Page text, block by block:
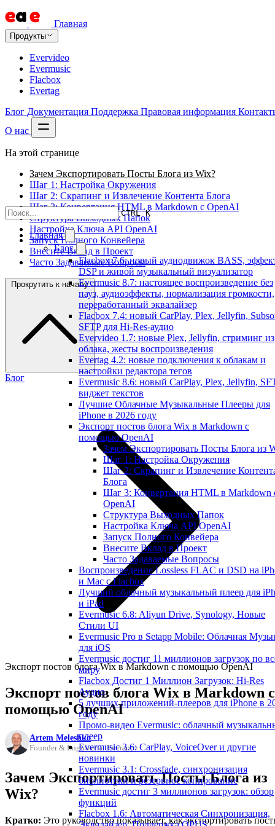
Главная
Продукты
Evervideo
Evermusic
Flacbox
Evertag
Блог Документация Поддержка Правовая информация
О нас
CTRL K
Главная
Блог
Flacbox 7.6: новый аудиодвижок BASS,
DSP и живой музыкальный визуализатор
Evermusic 8.7: настоящее воспроизведение без
пауз, аудиоэффекты, нормализация громкости,
переработанный эквалайзер
Flacbox 7.4: новый CarPlay, Plex, Jellyfin,
SFTP для Hi-Res-аудио
Evervideo 1.7: новые Plex, Jellyfin, стриминг из
облака, жесты воспроизведения
Evertag 4.2: новые подключения к облакам и
настройки редактора тегов
Evermusic 8.6: новый CarPlay, Plex, Jellyfin,
виджет текстов
Лучшие Облачные Музыкальные Плееры для
iPhone в 2026 году
Экспорт постов блога Wix в Markdown с
помощью OpenAI
Зачем Экспортировать Посты Блога из
Шаг 1: Настройка Окружения
Шаг 2: Скрапинг и Извлечение
Блога
Шаг 3: Конвертация HTML в Markdown
OpenAI
Структура Выходных Папок
Настройка Ключа API OpenAI
Запуск Полного Конвейера
Внесите Вклад в Проект
Часто Задаваемые Вопросы
Воспроизведение Lossless FLAC и DSD на
и Mac с Flacbox
Лучший облачный музыкальный плеер для
и iPad
Evermusic 6.8: Aliyun Drive, Synology, Новые
Стили UI
Evermusic Pro в Setapp Mobile: Облачная
для iOS
Evermusic достиг 11 миллионов загрузок по
миру
Flacbox Достиг 1 Миллион Загрузок: Hi-Res
Аудио
5 лучших приложений-плееров для iPhone в
году
Промо-видео Evermusic: облачный
плеер
Evermusic 3.6: CarPlay, VoiceOver и другие
новинки
Evermusic 3.1: Crossfade, синхронизация
библиотеки и резервное копирование
Evermusic достиг 3 миллионов загрузок: обзор
функций
Flacbox 1.6: Автоматическая Синхронизация,
На этой странице
Зачем Экспортировать Посты Блога из Wix?
Шаг 1: Настройка Окружения
Шаг 2: Скрапинг и Извлечение Контента Блога
Шаг 3: Конвертация HTML в Markdown с OpenAI
Структура Выходных Папок
Настройка Ключа API OpenAI
Запуск Полного Конвейера
Внесите Вклад в Проект
Часто Задаваемые Вопросы
Прокрутить к началу
Блог
Экспорт постов блога Wix в Markdown с помощью OpenAI
Экспорт постов блога Wix в Markdown с
помощью OpenAI
Artem Meleshko
Founder & Engineer at Everappz
Зачем Экспортировать Посты Блога из
Wix?
Кратко: Это руководство показывает, как экспортировать